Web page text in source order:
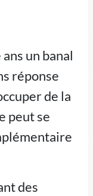
un banal
réponse
de la
peut se
des